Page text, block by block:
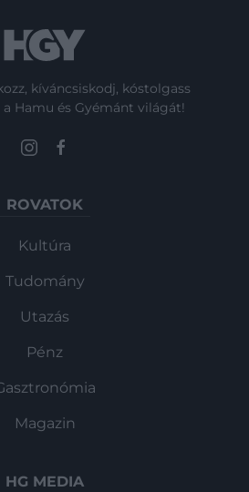
kíváncsiskodj, kóstolgass
Hamu és Gyémánt világát!
ROVATOK
Kultúra
Tudomány
Utazás
Pénz
Magazin
HG MEDIA